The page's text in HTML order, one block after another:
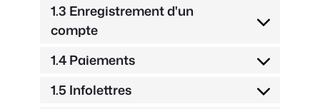
1.3 Enregistrement d'un
compte
1.4 Paiements
1.5 Infolettres